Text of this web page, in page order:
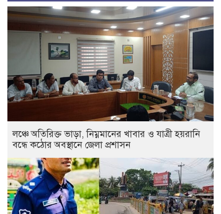
লঞ্চে অতিরিক্ত ভাড়া, নিম্নমানের খাবার ও যাত্রী হয়রানি
বন্ধে কঠোর অবস্থানে জেলা প্রশাসন